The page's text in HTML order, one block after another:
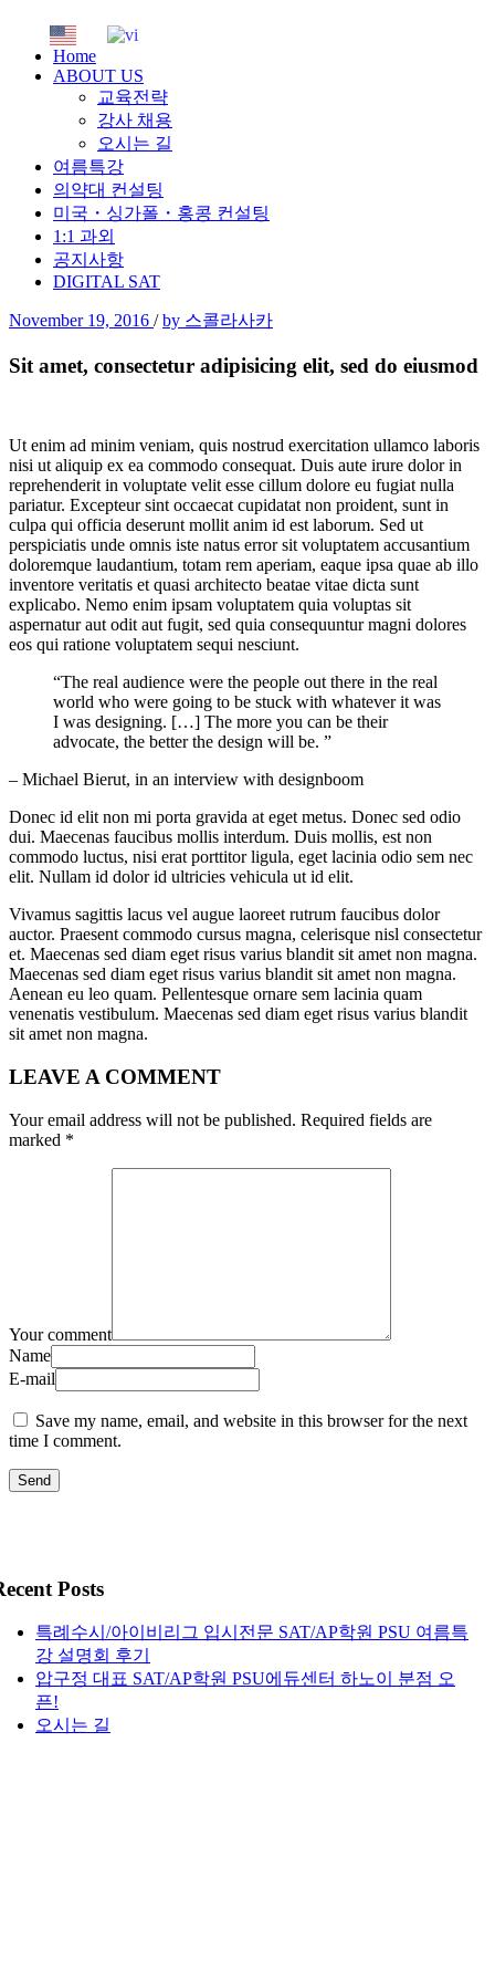
Home
ABOUT US
교육전략
강사 채용
오시는 길
여름특강
의약대 컨설팅
미국・싱가폴・홍콩 컨설팅
1:1 과외
공지사항
DIGITAL SAT
November 19, 2016 / by 스콜라사카
Sit amet, consectetur adipisicing elit, sed do eiusmod
Ut enim ad minim veniam, quis nostrud exercitation ullamco laboris
nisi ut aliquip ex ea commodo consequat. Duis aute irure dolor in
reprehenderit in voluptate velit esse cillum dolore eu fugiat nulla
pariatur. Excepteur sint occaecat cupidatat non proident, sunt in
culpa qui officia deserunt mollit anim id est laborum. Sed ut
perspiciatis unde omnis iste natus error sit voluptatem accusantium
doloremque laudantium, totam rem aperiam, eaque ipsa quae ab illo
inventore veritatis et quasi architecto beatae vitae dicta sunt
explicabo. Nemo enim ipsam voluptatem quia voluptas sit
aspernatur aut odit aut fugit, sed quia consequuntur magni dolores
eos qui ratione voluptatem sequi nesciunt.
“The real audience were the people out there in the real
world who were going to be stuck with whatever it was
I was designing. […] The more you can be their
advocate, the better the design will be. ”
– Michael Bierut, in an interview with designboom
Donec id elit non mi porta gravida at eget metus. Donec sed odio
dui. Maecenas faucibus mollis interdum. Duis mollis, est non
commodo luctus, nisi erat porttitor ligula, eget lacinia odio sem nec
elit. Nullam id dolor id ultricies vehicula ut id elit.
Vivamus sagittis lacus vel augue laoreet rutrum faucibus dolor
auctor. Praesent commodo cursus magna, celerisque nisl consectetur
et. Maecenas sed diam eget risus varius blandit sit amet non magna.
Maecenas sed diam eget risus varius blandit sit amet non magna.
Aenean eu leo quam. Pellentesque ornare sem lacinia quam
venenatis vestibulum. Maecenas sed diam eget risus varius blandit
sit amet non magna.
LEAVE A COMMENT
Your email address will not be published. Required fields are
marked *
Your comment
Name
E-mail
Save my name, email, and website in this browser for the next
time I comment.
Posts
특례수시/아이비리그 입시전문 SAT/AP학원 PSU 여름특
강 설명회 후기
압구정 대표 SAT/AP학원 PSU에듀센터 하노이 분점 오
픈!
오시는 길